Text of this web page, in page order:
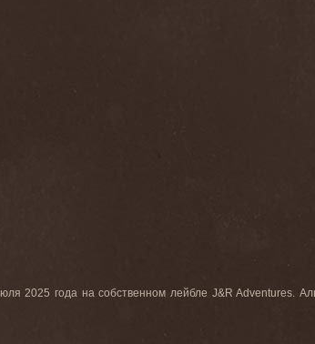
2025 года на собственном лейбле J&R Adventures.